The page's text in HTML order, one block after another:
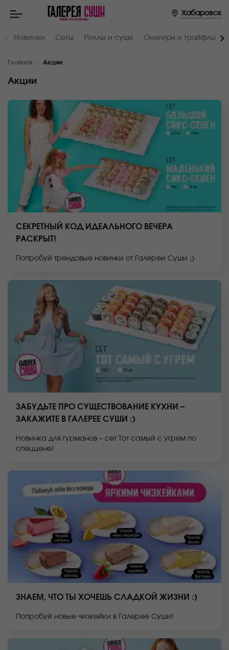
Хабаровск
Новинки Сеты Роллы и суши Онигири и трайфлы
Главная Акции
Акции
СЕКРЕТНЫЙ КОД ИДЕАЛЬНОГО ВЕЧЕРА
РАСКРЫТ!
Попробуй трендовые новинки от Галереи Суши ;)
ЗАБУДЬТЕ ПРО СУЩЕСТВОВАНИЕ КУХНИ –
ЗАКАЖИТЕ В ГАЛЕРЕЕ СУШИ :)
Новинка для гурманов – сет Тот самый с угрем по
спеццене!
ЗНАЕМ, ЧТО ТЫ ХОЧЕШЬ СЛАДКОЙ ЖИЗНИ :)
Попробуй новые чизкейки в Галерее Суши!